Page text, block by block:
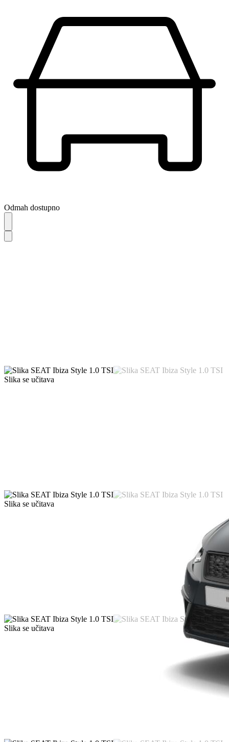
Odmah dostupno
Slika se učitava
Slika se učitava
Slika se učitava